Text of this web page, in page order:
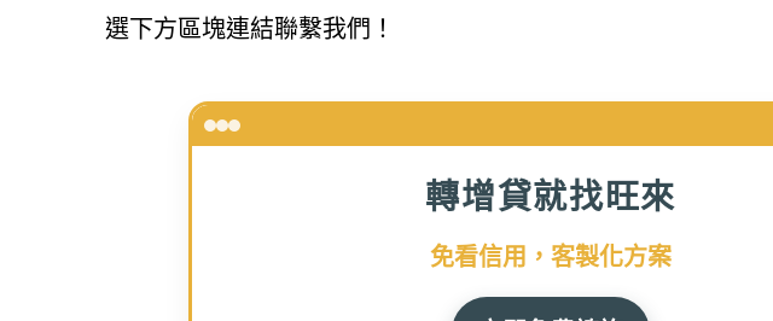
選下方區塊連結聯繫我們！
轉增貸就找旺來
免看信用，客製化方案